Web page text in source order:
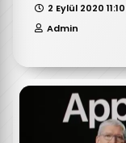
2 Eylül 2020 11:10
Admin